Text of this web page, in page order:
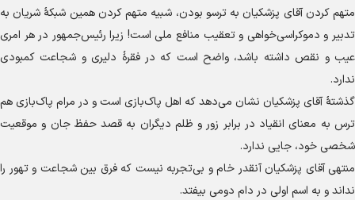
متهم کردن آقای پزشکیان به ترسو بودن، شبیه متهم کردن همین شبکهٔ شریان به
تدبیر و دموکراسی‌خواهی و تعقیب منافع ملی است! زیرا رئیس‌جمهور در هر امری
عیب و نقص داشته باشد، واضح است که در فقرهٔ دلیری و شجاعت کمبودی
ندارد.
گذشتهٔ آقای پزشکیان نشان می‌دهد که اهل پاک‌بازی است و در مرام پاک‌بازی هم
ترس به معنای انقیاد در برابر زور و ظلم دیگران به قصد حفظ جان و موقعیت
شخصی خود، جایی ندارد.
منتهی آقای پزشکیان آنقدر خام و بی‌تجربه نیست که فرق بین شجاعت و تهور را
نداند و به اسم اولی در دام دومی بیفتد.